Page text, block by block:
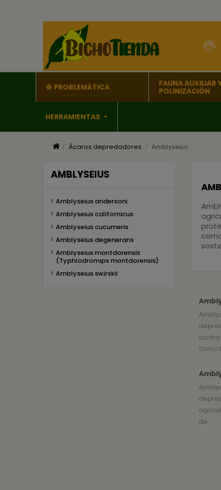
PROBLEMÁTICA
FAUNA AUXILIAR
POLINIZACIÓN
HERRAMIENTAS
Ácaros depredadores Amblyseius
AMBLYSEIUS
Amblyseius andersoni
Amblyseius californicus
Amblyseius cucumeris
Amblyseius degenerans
Amblyseius montdorensis
(Typhlodromips montdorensis)
Amblyseius swirskii
como
de...